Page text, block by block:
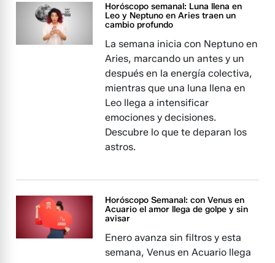
Horóscopo semanal: Luna llena en
Leo y Neptuno en Aries traen un
cambio profundo
La semana inicia con Neptuno en
Aries, marcando un antes y un
después en la energía colectiva,
mientras que una luna llena en
Leo llega a intensificar
emociones y decisiones.
Descubre lo que te deparan los
astros.
Horóscopo Semanal: con Venus en
Acuario el amor llega de golpe y sin
avisar
Enero avanza sin filtros y esta
semana, Venus en Acuario llega